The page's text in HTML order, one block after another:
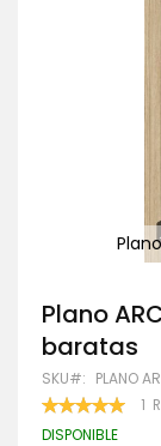
Saltar
al
comienzo
de
la
galería
de
Plano
baratas
SKU PLANO
VALORACIÓN:
100 100
1
DISPONIBLE